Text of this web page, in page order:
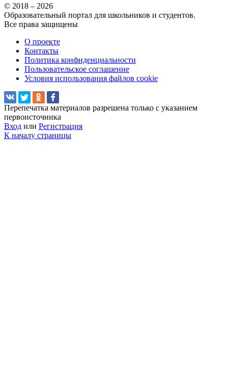
© 2018 – 2026
Образовательный портал для школьников и студентов.
Все права защищены
О проекте
Контакты
Политика конфиденциальности
Пользовательское соглашение
Условия использования файлов cookie
Перепечатка материалов разрешена только с указанием
первоисточника
Вход или Регистрация
К началу страницы